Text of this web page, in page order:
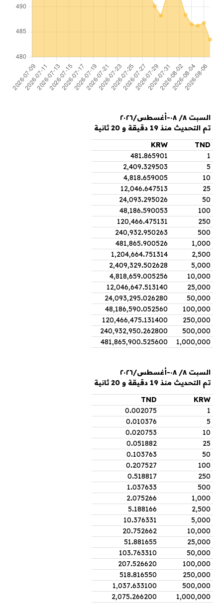
السبت ٨/ ٠٨-أغسطس/٢٠٢٦
تم التحديث منذ 19 دقيقة و 20 ثانية
TND
KRW
1
481.865901
5
2,409.329503
10
4,818.659005
25
12,046.647513
50
24,093.295026
100
48,186.590053
250
120,466.475131
500
240,932.950263
1,000
481,865.900526
2,500
1,204,664.751314
5,000
2,409,329.502628
10,000
4,818,659.005256
25,000
12,046,647.513140
50,000
24,093,295.026280
100,000
48,186,590.052560
250,000
120,466,475.131400
500,000
240,932,950.262800
1,000,000
481,865,900.525600
السبت ٨/ ٠٨-أغسطس/٢٠٢٦
تم التحديث منذ 19 دقيقة و 20 ثانية
KRW
TND
1
0.002075
5
0.010376
10
0.020753
25
0.051882
50
0.103763
100
0.207527
250
0.518817
500
1.037633
1,000
2.075266
2,500
5.188166
5,000
10.376331
10,000
20.752662
25,000
51.881655
50,000
103.763310
100,000
207.526620
250,000
518.816550
500,000
1,037.633100
1,000,000
2,075.266200